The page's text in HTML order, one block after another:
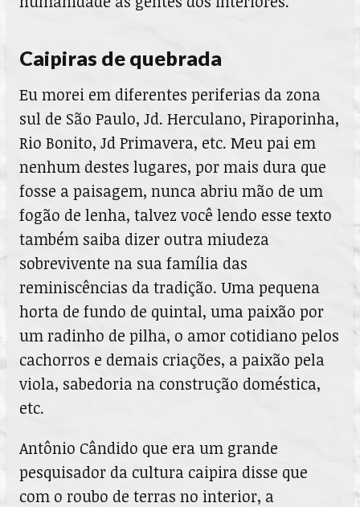
Caipiras de quebrada
Eu morei em diferentes periferias da zona
sul de São Paulo, Jd. Herculano, Piraporinha,
Rio Bonito, Jd Primavera, etc. Meu pai em
nenhum destes lugares, por mais dura que
fosse a paisagem, nunca abriu mão de um
fogão de lenha, talvez você lendo esse texto
também saiba dizer outra miudeza
sobrevivente na sua família das
reminiscências da tradição. Uma pequena
horta de fundo de quintal, uma paixão por
um radinho de pilha, o amor cotidiano pelos
cachorros e demais criações, a paixão pela
viola, sabedoria na construção doméstica,
etc.
Antônio Cândido que era um grande
pesquisador da cultura caipira disse que
com o roubo de terras no interior, a